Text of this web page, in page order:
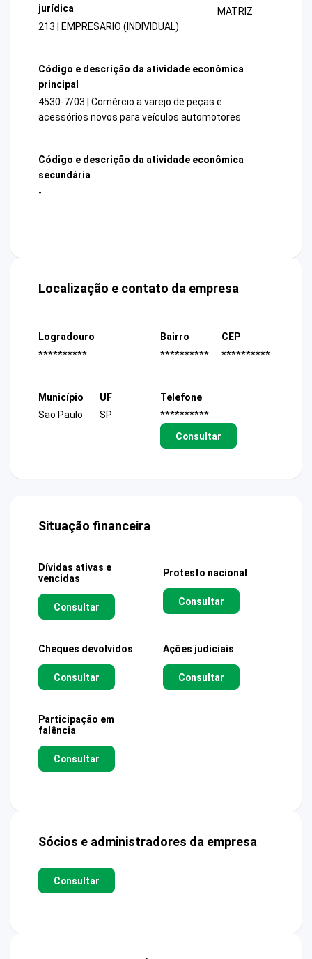
jurídica
213 | EMPRESARIO (INDIVIDUAL)
MATRIZ
Código e descrição da atividade econômica
principal
4530-7/03 | Comércio a varejo de peças e
acessórios novos para veículos automotores
Código e descrição da atividade econômica
secundária
-
Localização e contato da empresa
Logradouro
**********
Bairro
**********
CEP
**********
Município
Sao Paulo
UF
SP
Telefone
**********
Consultar
Situação financeira
Dívidas ativas e
vencidas
Consultar
Protesto nacional
Consultar
Cheques devolvidos
Consultar
Ações judiciais
Consultar
Participação em
falência
Consultar
Sócios e administradores da empresa
Consultar